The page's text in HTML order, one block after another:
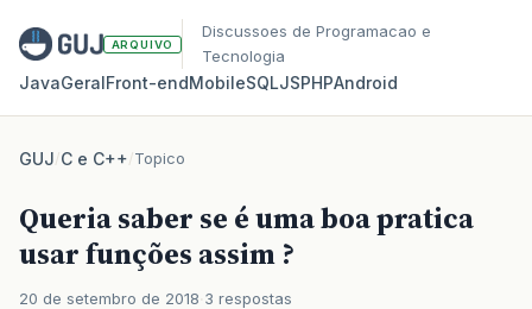
ARQUIVO
Discussoes de Programacao e
Tecnologia
JavaGeralFront‑endMobileSQLJSPHPAndroid
GUJ/C e C++/Topico
Queria saber se é uma boa pratica
usar funções assim ?
20 de setembro de 2018 3 respostas